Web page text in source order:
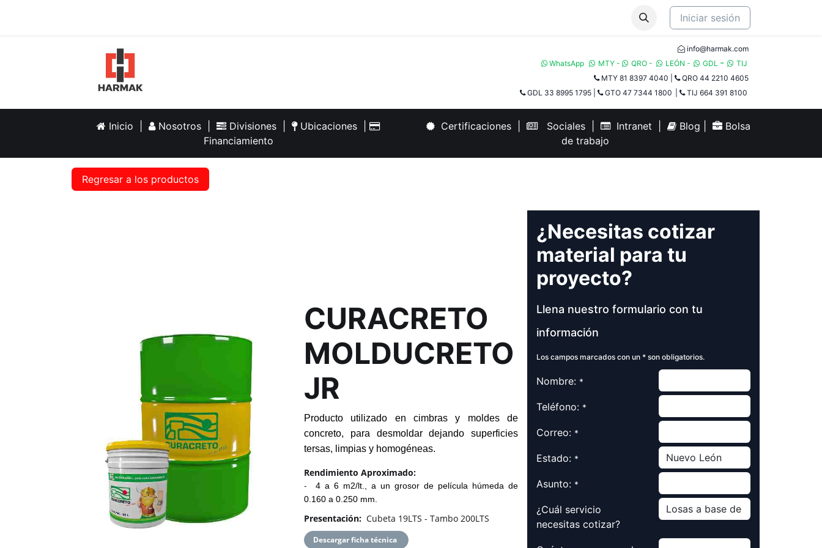
Iniciar sesión
info@harmak.com
WhatsApp
MTY - QRO - LEÓN - GDL -
TIJ​
MTY 81 8397 4040
QRO 44 2210 4605
GDL 33 8995 1795
GTO 47 7344 1800 TIJ 664 391 8100
Inicio Nosotros Divisiones Ubicaciones
Financiamiento
Certificaciones Sociales Intranet Blog
Bolsa
de trabajo
Regresar a los productos
CURACRETO
MOLDUCRETO
JR
Producto utilizado en cimbras y moldes de
concreto, para desmoldar dejando superficies
tersas, limpias y homogéneas.
Rendimiento Aproximado:
-
4 a 6 m2/lt., a un grosor de película húmeda de
0.160 a 0.250 mm.
Presentación: Cubeta 19LTS - Tambo 200LTS
Descargar ficha técnica
¿Necesitas cotizar
material para tu
proyecto?
Llena nuestro formulario con tu
información
Los campos marcados con un * son obligatorios.
Nombre: *
Teléfono: *
Correo: *
Estado: *
Asunto: *
¿Cuál servicio
necesitas cotizar?